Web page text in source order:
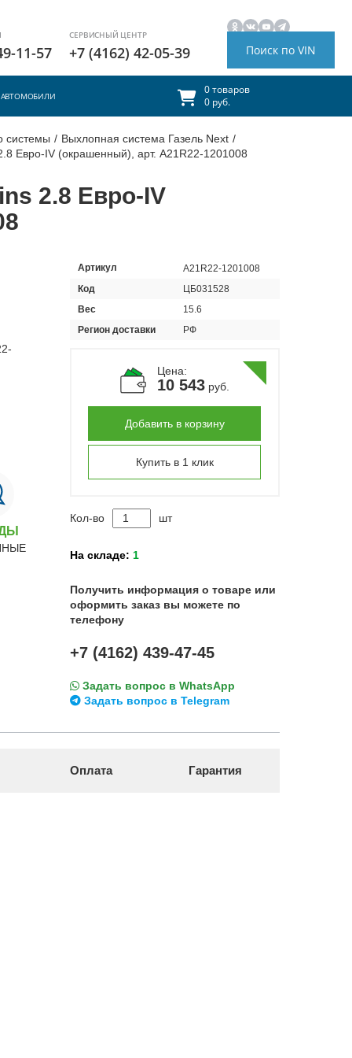
11-57
СЕРВИСНЫЙ ЦЕНТР
+7 (4162) 42-05-39 Поиск по VIN
АВТОМОБИЛИ
0 товаров
0 руб.
системы / Выхлопная система Газель Next /
Евро-IV (окрашенный), арт. A21R22-1201008
2.8 Евро-IV
Артикул
A21R22-1201008
Код
ЦБ031528
Вес
15.6
Регион доставки
РФ
Цена:
10 543руб.
Добавить в корзину
Купить в 1 клик
Кол-во шт
На складе: 1
Получить информация о товаре или
оформить заказ вы можете по
телефону
+7 (4162) 439-47-45
Задать вопрос в WhatsApp
Задать вопрос в Telegram
Оплата Гарантия